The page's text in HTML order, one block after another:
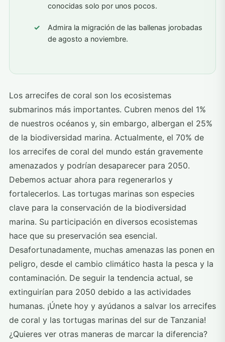
conocidas solo por unos pocos.
Admira la migración de las ballenas jorobadas
de agosto a noviembre.
Los arrecifes de coral son los ecosistemas
submarinos más importantes. Cubren menos del 1%
de nuestros océanos y, sin embargo, albergan el 25%
de la biodiversidad marina. Actualmente, el 70% de
los arrecifes de coral del mundo están gravemente
amenazados y podrían desaparecer para 2050.
Debemos actuar ahora para regenerarlos y
fortalecerlos. Las tortugas marinas son especies
clave para la conservación de la biodiversidad
marina. Su participación en diversos ecosistemas
hace que su preservación sea esencial.
Desafortunadamente, muchas amenazas las ponen en
peligro, desde el cambio climático hasta la pesca y la
contaminación. De seguir la tendencia actual, se
extinguirían para 2050 debido a las actividades
humanas. ¡Únete hoy y ayúdanos a salvar los arrecifes
de coral y las tortugas marinas del sur de Tanzania!
¿Quieres ver otras maneras de marcar la diferencia?